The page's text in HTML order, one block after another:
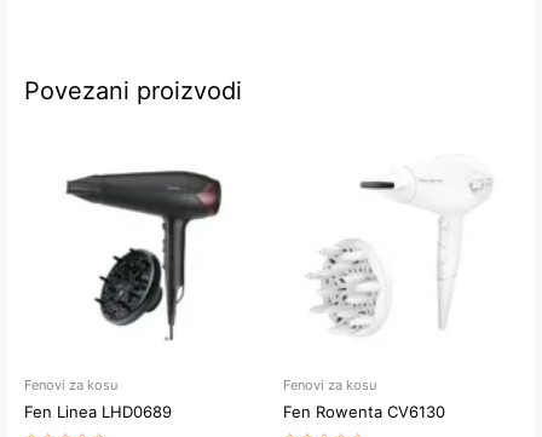
Povezani proizvodi
Fenovi za kosu
Fen Linea LHD0689
Fenovi za kosu
Fen Rowenta CV6130